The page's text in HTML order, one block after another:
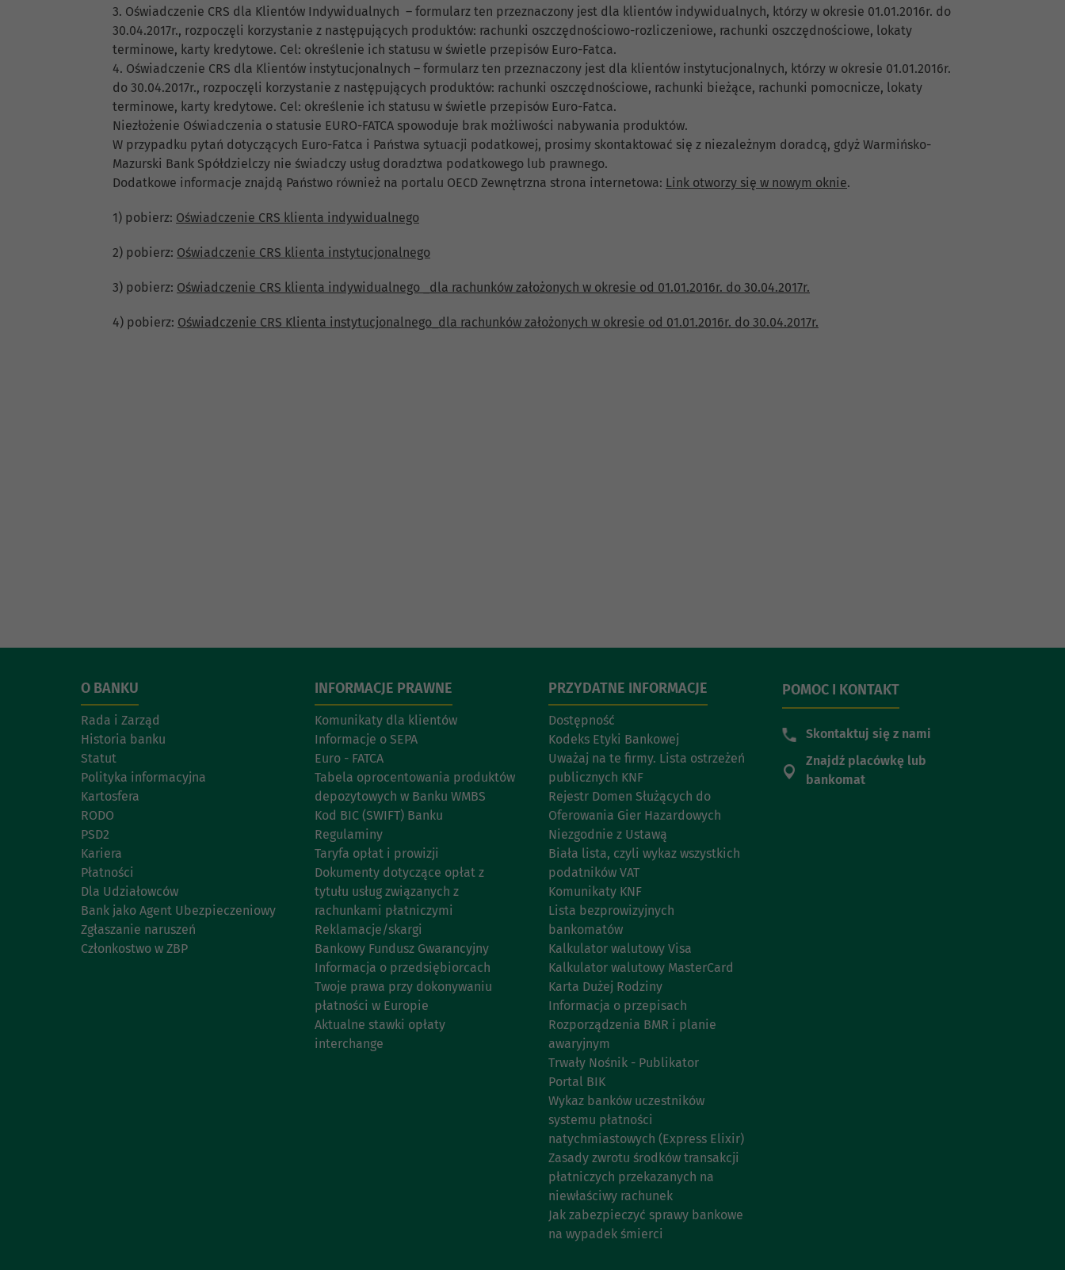
3. Oświadczenie CRS dla Klientów Indywidualnych – formularz ten przeznaczony jest dla klientów indywidualnych, którzy w okresie 01.01.2016r. do
30.04.2017r., rozpoczęli korzystanie z następujących produktów: rachunki oszczędnościowo-rozliczeniowe, rachunki oszczędnościowe, lokaty
terminowe, karty kredytowe. Cel: określenie ich statusu w świetle przepisów Euro-Fatca.
4. Oświadczenie CRS dla Klientów instytucjonalnych – formularz ten przeznaczony jest dla klientów instytucjonalnych, którzy w okresie 01.01.2016r.
do 30.04.2017r., rozpoczęli korzystanie z następujących produktów: rachunki oszczędnościowe, rachunki bieżące, rachunki pomocnicze, lokaty
terminowe, karty kredytowe. Cel: określenie ich statusu w świetle przepisów Euro-Fatca.
Niezłożenie Oświadczenia o statusie EURO-FATCA spowoduje brak możliwości nabywania produktów.
W przypadku pytań dotyczących Euro-Fatca i Państwa sytuacji podatkowej, prosimy skontaktować się z niezależnym doradcą, gdyż Warmińsko-
Mazurski Bank Spółdzielczy nie świadczy usług doradztwa podatkowego lub prawnego.
Dodatkowe informacje znajdą Państwo również na portalu OECD Zewnętrzna strona internetowa: Link otworzy się w nowym oknie.
1) pobierz: Oświadczenie CRS klienta indywidualnego
2) pobierz: Oświadczenie CRS klienta instytucjonalnego
3) pobierz: Oświadczenie CRS klienta indywidualnego _dla rachunków założonych w okresie od 01.01.2016r. do 30.04.2017r.
4) pobierz: Oświadczenie CRS Klienta instytucjonalnego_dla rachunków założonych w okresie od 01.01.2016r. do 30.04.2017r.
O BANKU
Rada i Zarząd
Historia banku
Statut
Polityka informacyjna
Kartosfera
RODO
PSD2
Kariera
Płatności
Dla Udziałowców
Bank jako Agent Ubezpieczeniowy
Zgłaszanie naruszeń
Członkostwo w ZBP
INFORMACJE PRAWNE
Komunikaty dla klientów
Informacje o SEPA
Euro - FATCA
Tabela oprocentowania produktów
depozytowych w Banku WMBS
Kod BIC (SWIFT) Banku
Regulaminy
Taryfa opłat i prowizji
Dokumenty dotyczące opłat z
tytułu usług związanych z
rachunkami płatniczymi
Reklamacje/skargi
Bankowy Fundusz Gwarancyjny
Informacja o przedsiębiorcach
Twoje prawa przy dokonywaniu
płatności w Europie
Aktualne stawki opłaty
interchange
PRZYDATNE INFORMACJE
Dostępność
Kodeks Etyki Bankowej
Uważaj na te firmy. Lista ostrzeżeń
publicznych KNF
Rejestr Domen Służących do
Oferowania Gier Hazardowych
Niezgodnie z Ustawą
Biała lista, czyli wykaz wszystkich
podatników VAT
Komunikaty KNF
Lista bezprowizyjnych
bankomatów
Kalkulator walutowy Visa
Kalkulator walutowy MasterCard
Karta Dużej Rodziny
Informacja o przepisach
Rozporządzenia BMR i planie
awaryjnym
Trwały Nośnik - Publikator
Portal BIK
Wykaz banków uczestników
systemu płatności
natychmiastowych (Express Elixir)
Zasady zwrotu środków transakcji
płatniczych przekazanych na
niewłaściwy rachunek
Jak zabezpieczyć sprawy bankowe
na wypadek śmierci
POMOC I KONTAKT
Skontaktuj się z nami
Znajdź placówkę lub
bankomat